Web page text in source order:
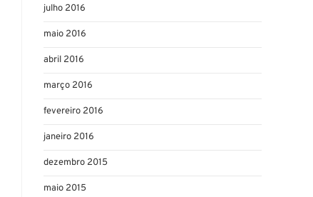
julho 2016
maio 2016
abril 2016
março 2016
fevereiro 2016
janeiro 2016
dezembro 2015
maio 2015